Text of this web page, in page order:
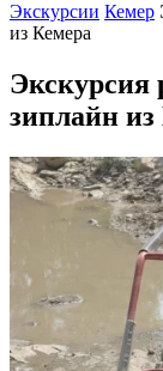
Экскурсии Кемер
из Кемера
Экскурсия
зиплайн